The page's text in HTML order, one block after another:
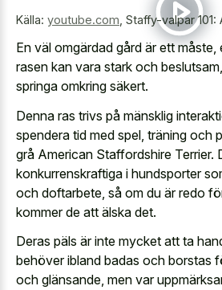
Källa: youtube.com Staffy-valpar
En väl omgärdad gård är ett
rasen kan vara stark och
springa omkring säkert.
Denna ras trivs på mänsklig
spendera tid med spel, träning och
grå American Staffordshire Terrier.
konkurrenskraftiga i hundsporter
och doftarbete, så om du är redo
kommer de att älska det.
Deras päls är inte mycket att ta
behöver ibland badas och borstas
och glänsande, men var